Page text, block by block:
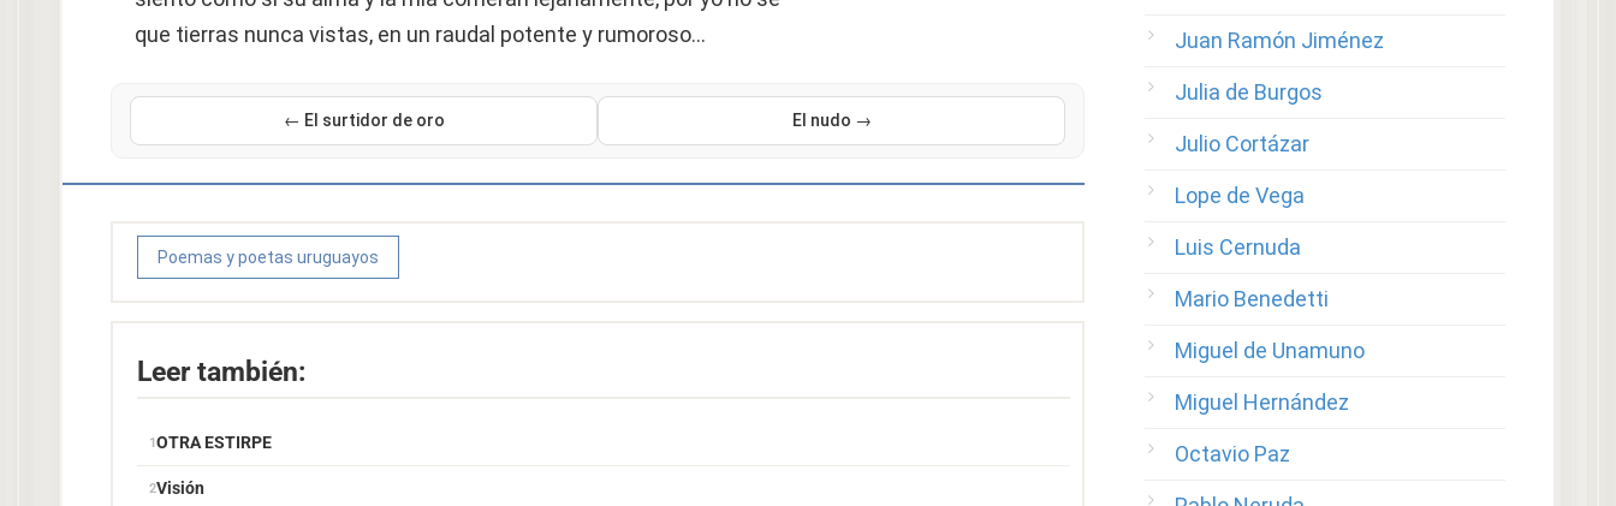
que tierras nunca vistas, en un raudal potente y rumoroso…
← El surtidor de oro El nudo →
Poemas y poetas uruguayos
Leer también:
OTRA ESTIRPE
Visión
Juan Ramón Jiménez
Julia de Burgos
Julio Cortázar
Lope de Vega
Luis Cernuda
Mario Benedetti
Miguel de Unamuno
Miguel Hernández
Octavio Paz